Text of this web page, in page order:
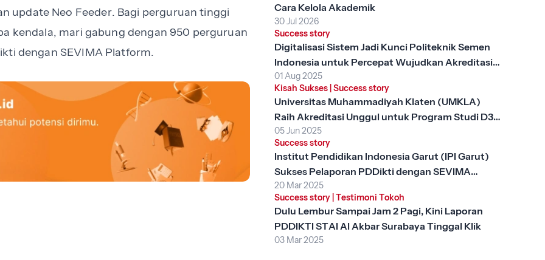
update Neo Feeder. Bagi perguruan tinggi
kendala, mari gabung dengan 950 perguruan
dengan SEVIMA Platform.
Cara Kelola Akademik
30 Jul 2026
Success story
Digitalisasi Sistem Jadi Kunci Politeknik Semen
Indonesia untuk Percepat Wujudkan Akreditasi
Unggul
01 Aug 2025
Kisah Sukses| Success story
Universitas Muhammadiyah Klaten (UMKLA)
Raih Akreditasi Unggul untuk Program Studi D3
Keperawatan dengan SEVIMA Platform
05 Jun 2025
Success story
Institut Pendidikan Indonesia Garut (IPI Garut)
Sukses Pelaporan PDDikti dengan SEVIMA
Platform
20 Mar 2025
Success story| Testimoni Tokoh
Dulu Lembur Sampai Jam 2 Pagi, Kini Laporan
PDDIKTI STAI Al Akbar Surabaya Tinggal Klik
03 Mar 2025